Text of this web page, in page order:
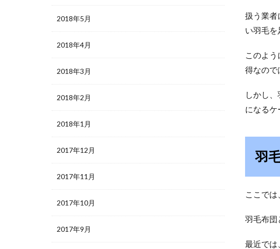
扱う業者
い羽毛を
このよ
得なので
しかし
になるケ
羽
ここでは
羽毛布団
最近では
2018年5月
2018年4月
2018年3月
2018年2月
2018年1月
2017年12月
2017年11月
2017年10月
2017年9月